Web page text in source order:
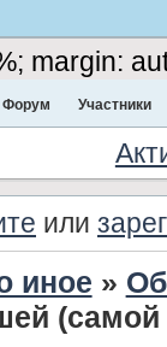
margin:
Форум Участники
или
иное »